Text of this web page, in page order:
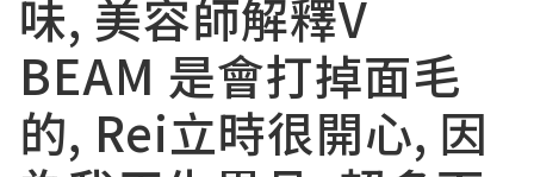
味, 美容師解釋V
BEAM 是會打掉面毛
的, Rei立時很開心, 因